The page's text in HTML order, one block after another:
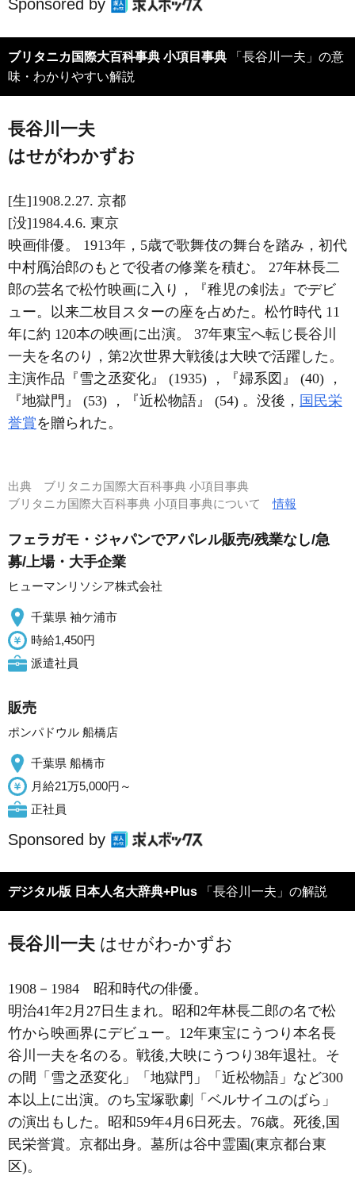
Sponsored by
ブリタニカ国際大百科事典 小項目事典 「長谷川一夫」の意
味・わかりやすい解説
長谷川一夫
はせがわかずお
[生]1908.2.27. 京都
[没]1984.4.6. 東京
映画俳優。 1913年，5歳で歌舞伎の舞台を踏み，初代
中村鴈治郎のもとで役者の修業を積む。 27年林長二
郎の芸名で松竹映画に入り，『稚児の剣法』でデビ
ュー。以来二枚目スターの座を占めた。松竹時代 11
年に約 120本の映画に出演。 37年東宝へ転じ長谷川
一夫を名のり，第2次世界大戦後は大映で活躍した。
主演作品『雪之丞変化』 (1935) ，『婦系図』 (40) ，
『地獄門』 (53) ，『近松物語』 (54) 。没後， 国民栄
誉賞を贈られた。
出典 ブリタニカ国際大百科事典 小項目事典
ブリタニカ国際大百科事典 小項目事典について情報
フェラガモ・ジャパンでアパレル販売/残業なし/急
募/上場・大手企業
ヒューマンリソシア株式会社
千葉県 袖ケ浦市
時給1,450円
派遣社員
販売
ポンパドウル 船橋店
千葉県 船橋市
月給21万5,000円～
正社員
Sponsored by
デジタル版 日本人名大辞典+Plus 「長谷川一夫」の解説
長谷川一夫 はせがわ-かずお
1908－1984 昭和時代の俳優。
明治41年2月27日生まれ。昭和2年林長二郎の名で松
竹から映画界にデビュー。12年東宝にうつり本名長
谷川一夫を名のる。戦後,大映にうつり38年退社。そ
の間「雪之丞変化」「地獄門」「近松物語」など300
本以上に出演。のち宝塚歌劇「ベルサイユのばら」
の演出もした。昭和59年4月6日死去。76歳。死後,国
民栄誉賞。京都出身。墓所は谷中霊園(東京都台東
区)。